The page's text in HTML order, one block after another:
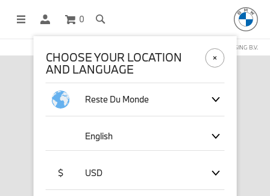
0
BOUTIQUE EN LIGNE GÉRÉE PAR STICHD SPORTSMERCHANDISING B.V.
CHOOSE YOUR LOCATION
AND LANGUAGE
Reste Du Monde
English
$ USD